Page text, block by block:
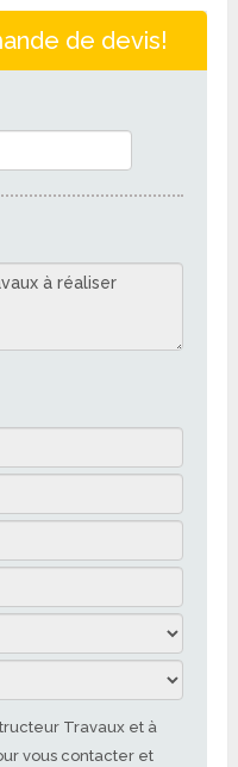
de devis!
Travaux et à
vous contacter et